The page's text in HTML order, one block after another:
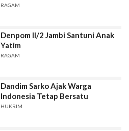
RAGAM
Denpom II/2 Jambi Santuni Anak
Yatim
RAGAM
Dandim Sarko Ajak Warga
Indonesia Tetap Bersatu
HUKRIM